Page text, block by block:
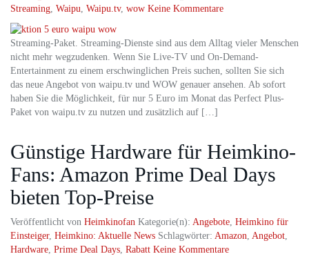
Streaming, Waipu, Waipu.tv, wow Keine Kommentare
Streaming-Paket. Streaming-Dienste sind aus dem Alltag vieler Menschen
nicht mehr wegzudenken. Wenn Sie Live-TV und On-Demand-
Entertainment zu einem erschwinglichen Preis suchen, sollten Sie sich
das neue Angebot von waipu.tv und WOW genauer ansehen. Ab sofort
haben Sie die Möglichkeit, für nur 5 Euro im Monat das Perfect Plus-
Paket von waipu.tv zu nutzen und zusätzlich auf […]
Günstige Hardware für Heimkino-
Fans: Amazon Prime Deal Days
bieten Top-Preise
Veröffentlicht von Heimkinofan Kategorie(n): Angebote, Heimkino für
Einsteiger, Heimkino: Aktuelle News Schlagwörter: Amazon, Angebot,
Hardware, Prime Deal Days, Rabatt Keine Kommentare